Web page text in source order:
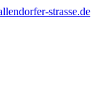
strasse.de